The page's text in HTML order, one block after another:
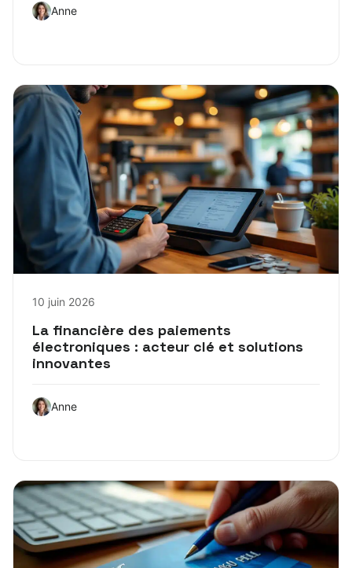
Anne
10 juin 2026
La financière des paiements
électroniques : acteur clé et solutions
innovantes
Anne